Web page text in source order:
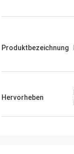
Produktbezeichnung
Hervorheben